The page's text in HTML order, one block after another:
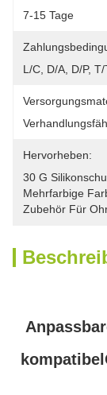
7-15 Tage
L/C, D/A, D/P,
Hervorheben:
30 G
Mehrfarbige
Zubehör Für